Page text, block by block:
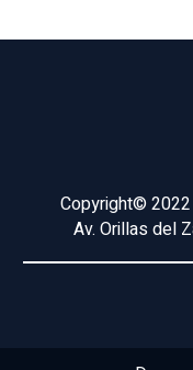
Copyright© 2022
Av. Orillas del